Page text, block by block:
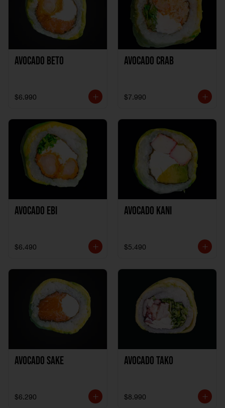
Avocado Beto
$6.990
Avocado Crab
$7.990
Avocado Ebi
$6.490
Avocado Kani
$5.490
Avocado Sake
$6.290
Avocado Tako
$8.990